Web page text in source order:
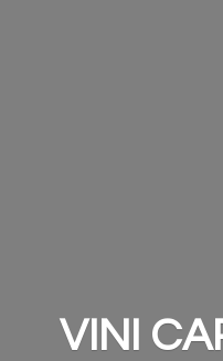
VINI